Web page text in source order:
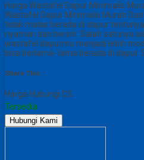
Harga Wastafel Dapur Minimalis
Wastafel Dapur Minimalis Murah
tidak malas berada di dapur
nyaman dan bersih. Salah satunya
wastafel dapurmu menjadi lebih
bisa berlama- lama berada di dapur.
Share This :
Harga Hubungi CS
Tersedia
Hubungi Kami